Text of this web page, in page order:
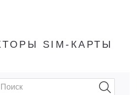
SIM-КАРТЫ